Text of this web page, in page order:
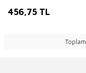
456,75 TL
Toplam